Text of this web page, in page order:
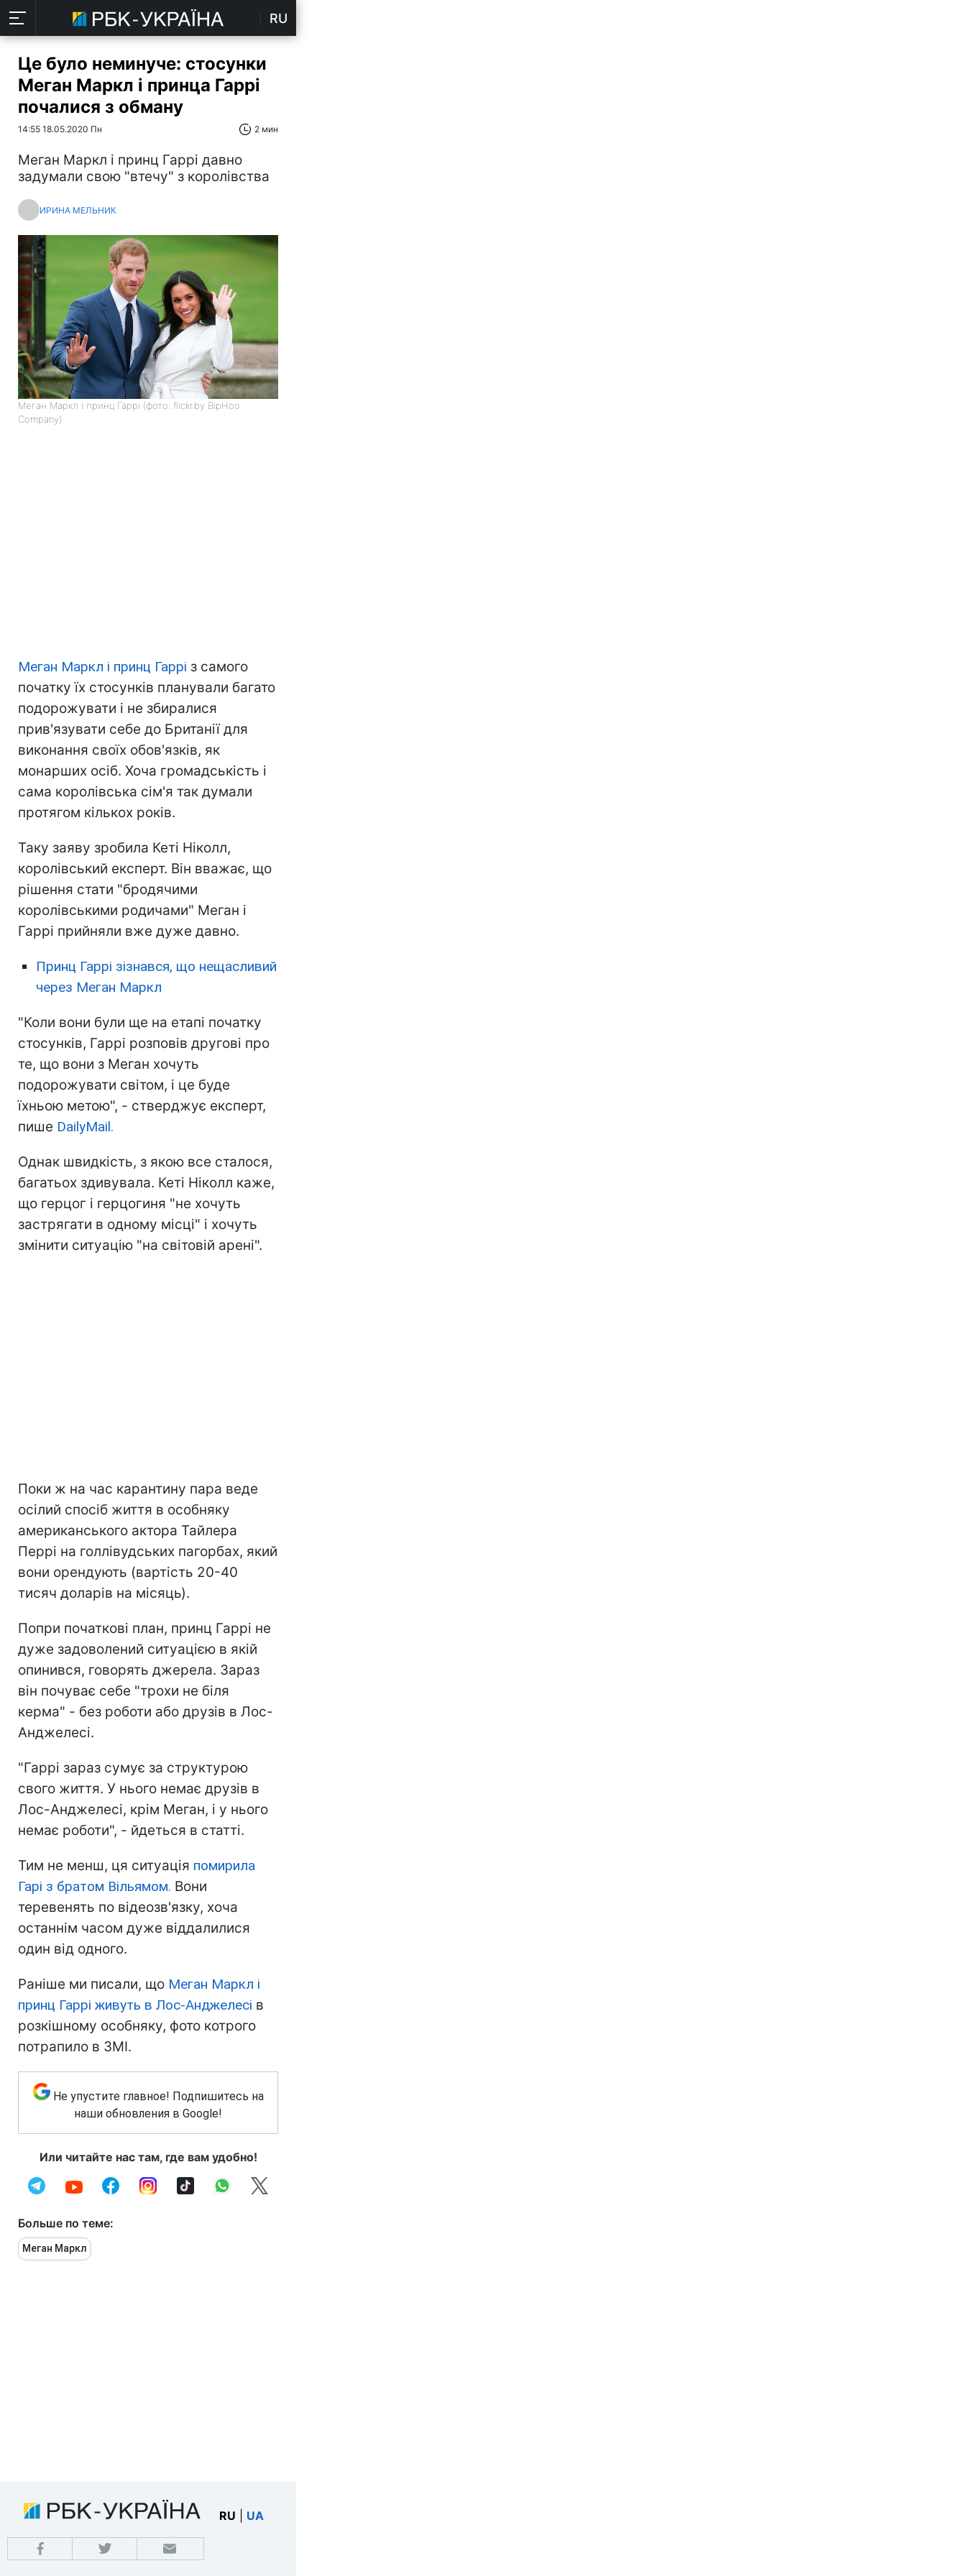
RU
Це було неминуче: стосунки
Меган Маркл і принца Гаррі
почалися з обману
14:55 18.05.2020 Пн 2 мин
Меган Маркл і принц Гаррі давно
задумали свою "втечу" з королівства
ИРИНА МЕЛЬНИК
Меган Маркл і принц Гаррі (фото: flickr.by BipHoo
Company)
Меган Маркл і принц Гаррі з самого
початку їх стосунків планували багато
подорожувати і не збиралися
прив'язувати себе до Британії для
виконання своїх обов'язків, як
монарших осіб. Хоча громадськість і
сама королівська сім'я так думали
протягом кількох років.
Таку заяву зробила Кеті Ніколл,
королівський експерт. Він вважає, що
рішення стати "бродячими
королівськими родичами" Меган і
Гаррі прийняли вже дуже давно.
Принц Гаррі зізнався, що нещасливий
через Меган Маркл
"Коли вони були ще на етапі початку
стосунків, Гаррі розповів другові про
те, що вони з Меган хочуть
подорожувати світом, і це буде
їхньою метою", - стверджує експерт,
пише DailyMail.
Однак швидкість, з якою все сталося,
багатьох здивувала. Кеті Ніколл каже,
що герцог і герцогиня "не хочуть
застрягати в одному місці" і хочуть
змінити ситуацію "на світовій арені".
Поки ж на час карантину пара веде
осілий спосіб життя в особняку
американського актора Тайлера
Перрі на голлівудських пагорбах, який
вони орендують (вартість 20-40
тисяч доларів на місяць).
Попри початкові план, принц Гаррі не
дуже задоволений ситуацією в якій
опинився, говорять джерела. Зараз
він почуває себе "трохи не біля
керма" - без роботи або друзів в Лос-
Анджелесі.
"Гаррі зараз сумує за структурою
свого життя. У нього немає друзів в
Лос-Анджелесі, крім Меган, і у нього
немає роботи", - йдеться в статті.
Тим не менш, ця ситуація помирила
Гарі з братом Вільямом. Вони
теревенять по відеозв'язку, хоча
останнім часом дуже віддалилися
один від одного.
Раніше ми писали, що Меган Маркл і
принц Гаррі живуть в Лос-Анджелесі в
розкішному особняку, фото котрого
потрапило в ЗМІ.
Не упустите главное! Подпишитесь на
наши обновления в Google!
Или читайте нас там, где вам удобно!
Больше по теме:
Меган Маркл
RU UA